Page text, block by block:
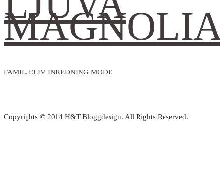
FAMILJELIV INREDNING MODE
Copyrights © 2014 H&T Bloggdesign. All Rights Reserved.